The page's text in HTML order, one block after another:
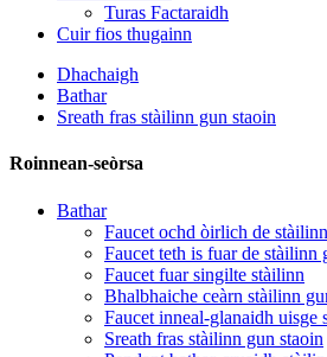
Turas Factaraidh
Cuir fios thugainn
Dhachaigh
Bathar
Sreath fras stàilinn gun staoin
Roinnean-seòrsa
Bathar
Faucet ochd òirlich de
Faucet teth is fuar de stàilinn
Faucet fuar singilte stàilinn
Bhalbhaiche ceàrn stàilinn
Faucet inneal-glanaidh uisge
Sreath fras stàilinn gun staoin